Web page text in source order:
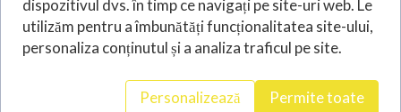
Prezentare diseminare proiect:
https://docs.google.com/presentation/d/
1UQiO57hRKBWw-
vn2nJ283QjYFZQZekou/edit?
dispozitivul dvs. în timp ce navigați pe site-uri web. Le
utilizăm pentru a îmbunătăți funcționalitatea site-ului,
personaliza conținutul și a analiza traficul pe site.
Personalizează Permite toate